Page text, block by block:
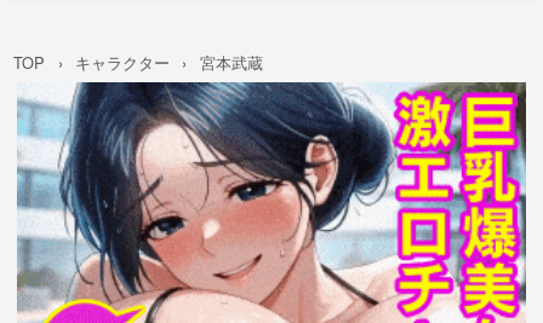
TOP キャラクター 宮本武蔵